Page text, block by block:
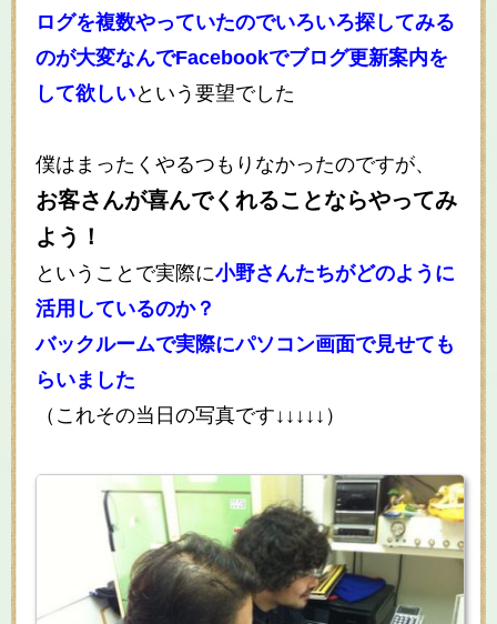
ログを複数やっていたのでいろいろ探してみる
のが大変なんでFacebookでブログ更新案内を
して欲しいという要望でした
僕はまったくやるつもりなかったのですが、
お客さんが喜んでくれることならやってみ
よう！
ということで実際に小野さんたちがどのように
活用しているのか？
バックルームで実際にパソコン画面で見せても
らいました
（これその当日の写真です↓↓↓↓↓）